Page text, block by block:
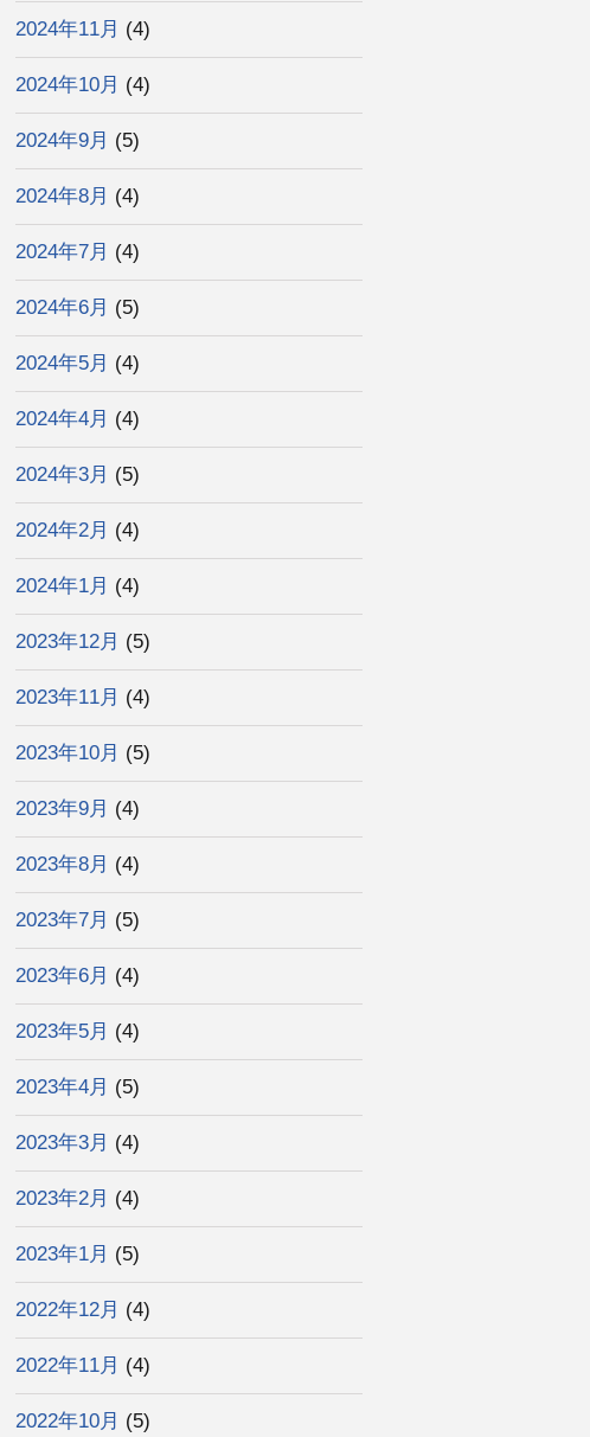
2024年11月 (4)
2024年10月 (4)
2024年9月 (5)
2024年8月 (4)
2024年7月 (4)
2024年6月 (5)
2024年5月 (4)
2024年4月 (4)
2024年3月 (5)
2024年2月 (4)
2024年1月 (4)
2023年12月 (5)
2023年11月 (4)
2023年10月 (5)
2023年9月 (4)
2023年8月 (4)
2023年7月 (5)
2023年6月 (4)
2023年5月 (4)
2023年4月 (5)
2023年3月 (4)
2023年2月 (4)
2023年1月 (5)
2022年12月 (4)
2022年11月 (4)
2022年10月 (5)